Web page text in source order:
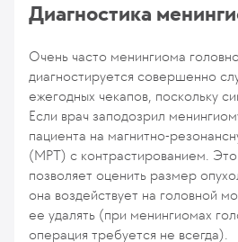
Диагностика
Очень часто менингиома
диагностируется совершенно
ежегодных чекапов, поскольку
Если врач заподозрил
пациента на магнитно-
(МРТ) с контрастированием.
позволяет оценить размер
она воздействует на головной
ее удалять (при менингиомах
операция требуется не всегда).